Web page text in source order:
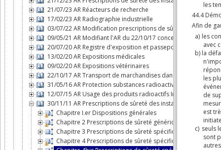
21/07/23 AR Réacteurs de recherche
17/02/23 AR Radiographie industrielle
03/07/22 AR Modification prescriptions de sûreté des
09/05/21 AR Modifiant l'AR du 22/10/17 concernant le
20/07/20 AR Registre d'exposition et passeport radiologique
13/02/20 AR Expositions médicales
09/02/20 AR Expositions vétérinaires
22/10/17 AR Transport de marchandises dangereuses classe
31/05/16 AR Protection substances radioactives dans les
12/07/15 AR Usage des produits radioactifs In VITRO ou In
30/11/11 AR Prescriptions de sûreté des installations
Chapitre I.er Dispositions générales
Chapitre 2 Prescriptions de sûreté génériques
Chapitre 3 Prescriptions de sûreté spécifiques aux
Chapitre 4 Prescriptions de sûreté spécifiques pour les